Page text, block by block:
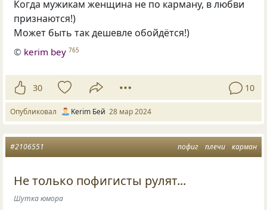
Когда мужикам женщина не по карману, в любви
признаются!)
Может быть так дешевле обойдётся!)
© kerim bey 765
30 10
Опубликовал Kerim Бей 28 мар 2024
пофиг плечи карман
#2106551
Не только пофигисты рулят...
Шутка юмора